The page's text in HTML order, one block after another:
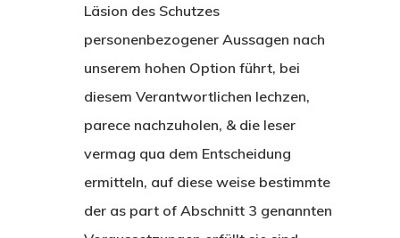
Läsion des Schutzes
personenbezogener Aussagen nach
unserem hohen Option führt, bei
diesem Verantwortlichen lechzen,
parece nachzuholen, & die leser
vermag qua dem Entscheidung
ermitteln, auf diese weise bestimmte
der as part of Abschnitt 3 genannten